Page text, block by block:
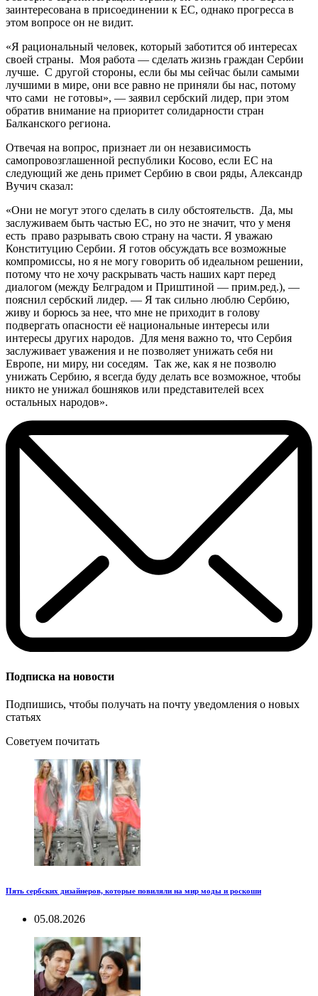
заинтересована в присоединении к ЕС, однако прогресса в
этом вопросе он не видит.
«Я рациональный человек, который заботится об интересах
своей страны. Моя работа — сделать жизнь граждан Сербии
лучше. С другой стороны, если бы мы сейчас были самыми
лучшими в мире, они все равно не приняли бы нас, потому
что сами не готовы», — заявил сербский лидер, при этом
обратив внимание на приоритет солидарности стран
Балканского региона.
Отвечая на вопрос, признает ли он независимость
самопровозглашенной республики Косово, если ЕС на
следующий же день примет Сербию в свои ряды, Александр
Вучич сказал:
«Они не могут этого сделать в силу обстоятельств. Да, мы
заслуживаем быть частью ЕС, но это не значит, что у меня
есть право разрывать свою страну на части. Я уважаю
Конституцию Сербии. Я готов обсуждать все возможные
компромиссы, но я не могу говорить об идеальном решении,
потому что не хочу раскрывать часть наших карт перед
диалогом (между Белградом и Приштиной — прим.ред.), —
пояснил сербский лидер. — Я так сильно люблю Сербию,
живу и борюсь за нее, что мне не приходит в голову
подвергать опасности её национальные интересы или
интересы других народов. Для меня важно то, что Сербия
заслуживает уважения и не позволяет унижать себя ни
Европе, ни миру, ни соседям. Так же, как я не позволю
унижать Сербию, я всегда буду делать все возможное, чтобы
никто не унижал бошняков или представителей всех
остальных народов».
Подписка на новости
Подпишись, чтобы получать на почту уведомления о новых
статьях
Советуем почитать
Пять сербских дизайнеров, которые повиляли на мир моды и роскоши
05.08.2026